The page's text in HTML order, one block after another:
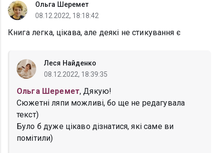
Ольга Шеремет
08.12.2022, 18:18:42
Книга легка, цікава, але деякі не стикування є
Леся Найденко
08.12.2022, 18:39:35
Ольга Шеремет, Дякую!
Сюжетні ляпи можливі, бо ще не редагувала
текст)
Було б дуже цікаво дізнатися, які саме ви
помітили)